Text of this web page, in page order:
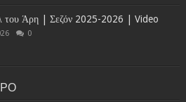
του Άρη | Σεζόν 2025-2026 | Video
0